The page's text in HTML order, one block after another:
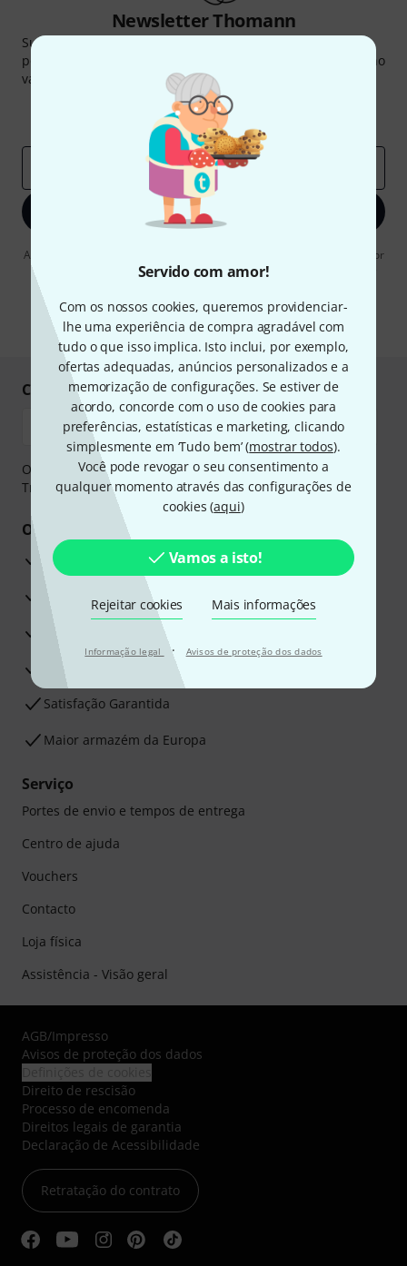
Servido com amor!
Com os nossos cookies, queremos providenciar-
lhe uma experiência de compra agradável com
tudo o que isso implica. Isto inclui, por exemplo,
ofertas adequadas, anúncios personalizados e a
memorização de configurações. Se estiver de
acordo, concorde com o uso de cookies para
preferências, estatísticas e marketing, clicando
simplesmente em ‘Tudo bem’ (mostrar todos).
Você pode revogar o seu consentimento a
qualquer momento através das configurações de
cookies (aqui)
Vamos a isto!
Rejeitar cookies Mais informações
Informação legal · Avisos de proteção dos dados
Newsletter Thomann
Subscreva a Newsletter da Thomann em inglês e com um
pouco de sorte você poderá ganhar um dos
no
valor de
Contribuições inspiradoras
Insights da Thomann
Endereço de e-mail*
Inscreva-se agora
Ao clicar em "Inscreva-se agora", concordo em receber publicidade por
e-mail. Posso cancelar a assinatura a qualquer momento. Você pode
encontrar mais informações sobre a newsletter na nossa
proteção de dados
* Requeridos
Compre e pague em segurança
O pagamento pode ser feito de forma segura através de
Transferência bancária, PayPal ou Cartão de crédito.
Os seus benefícios
Garantia Thomann de 3 anos
30 dias de garantia de dinheiro de volta
Assistência de Reparação
Conselhos dos nossos especialistas
Satisfação Garantida
Maior armazém da Europa
Serviço
Portes de envio e tempos de entrega
Centro de ajuda
Vouchers
Contacto
Loja física
Assistência - Visão geral
AGB/Impresso
Avisos de proteção dos dados
Direito de rescisão
Processo de encomenda
Direitos legais de garantia
Declaração de Acessibilidade
Retratação do contrato